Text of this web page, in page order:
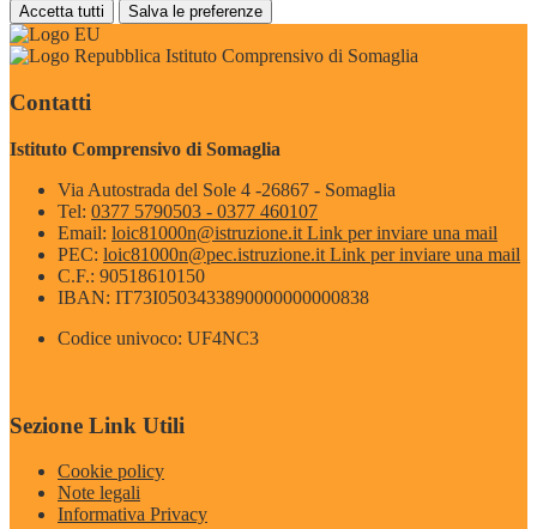
Accetta tutti Salva le preferenze
Istituto Comprensivo di Somaglia
Contatti
Istituto Comprensivo di Somaglia
Via Autostrada del Sole 4 -26867 - Somaglia
Tel: 0377 5790503 - 0377 460107
Email: loic81000n@istruzione.it Link per inviare una mail
PEC: loic81000n@pec.istruzione.it Link per inviare una mail
C.F.: 90518610150
IBAN: IT73I0503433890000000000838
Codice univoco: UF4NC3
Sezione Link Utili
Cookie policy
Note legali
Informativa Privacy